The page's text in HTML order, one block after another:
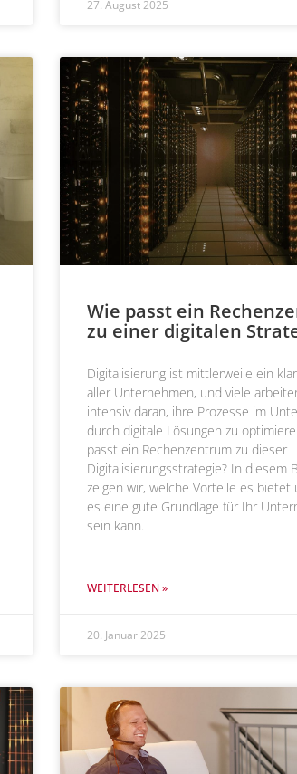
27. August 2025
Wie passt ein
zu einer digitalen
Digitalisierung ist mittlerweile ein
aller Unternehmen, und viele
intensiv daran, ihre Prozesse im
durch digitale Lösungen zu
passt ein Rechenzentrum zu dieser
Digitalisierungsstrategie? In diesem
zeigen wir, welche Vorteile es bietet
es eine gute Grundlage für Ihr
sein kann.
WEITERLESEN »
20. Januar 2025